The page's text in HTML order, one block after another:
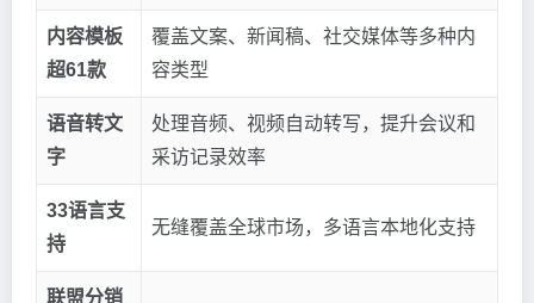
内容模板
超61款
覆盖文案、新闻稿、社交媒体等多种内
容类型
语音转文
字
处理音频、视频自动转写，提升会议和
采访记录效率
33语言支
持
无缝覆盖全球市场，多语言本地化支持
联盟分销